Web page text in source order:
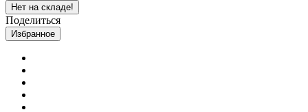
Нет на складе!
Поделиться
Избранное